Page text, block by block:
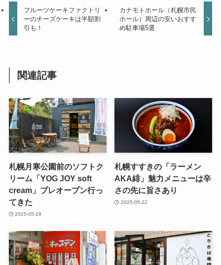
フルーツケーキファクトリ
ーのチーズケーキは半額割
引も！
カナモトホール（札幌市民
ホール）周辺の安いおすす
め駐車場5選
関連記事
札幌月寒公園前のソフトク
リーム「YOG JOY soft
cream」プレオープン行っ
てきた
2025-05-29
札幌すすきの「ラーメン
AKA緋」魅力メニューは辛
さの先に旨さあり
2025-05-22